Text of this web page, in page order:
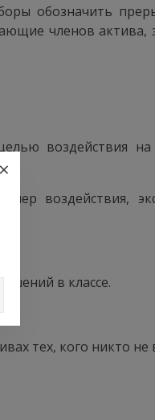
обозначить
членов актива,
воздействия
воздействия,
в классе.
тех, кого никто не